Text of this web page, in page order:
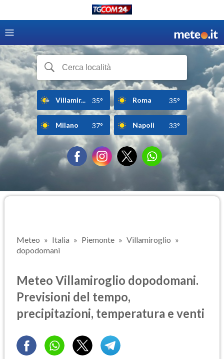
Villamir... 35° Roma 35°
Milano 37° Napoli 33°
Meteo Italia Piemonte
Villamiroglio
dopodomani
Meteo Villamiroglio dopodomani.
Previsioni del tempo,
precipitazioni, temperatura e venti